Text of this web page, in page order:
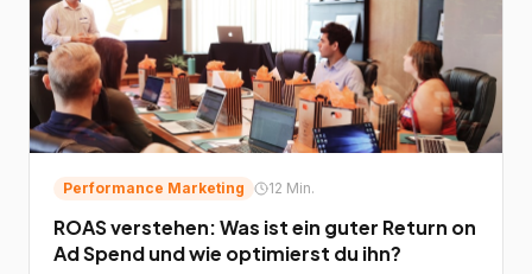
Performance Marketing 12 Min.
ROAS verstehen: Was ist ein guter Return on
Ad Spend und wie optimierst du ihn?